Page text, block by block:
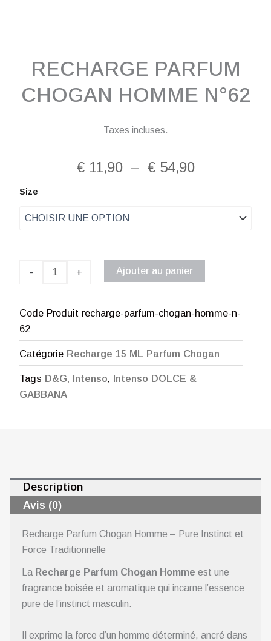
RECHARGE PARFUM
CHOGAN HOMME N°62
Taxes incluses.
€11,90 – €54,90Plage
à
€ 54,90
Size
-
quantité
Parfum
+ Ajouter au panier
Code Produit recharge-parfum-chogan-homme-n-
62
Catégorie Recharge 15 ML Parfum Chogan
Tags D&G, Intenso, Intenso DOLCE &
GABBANA
Description
Avis (0)
Recharge Parfum Chogan Homme – Pure Instinct et
Force Traditionnelle
La Recharge Parfum Chogan Homme est une
fragrance boisée et aromatique qui incarne l’essence
pure de l’instinct masculin.
Il exprime la force d’un homme déterminé, ancré dans